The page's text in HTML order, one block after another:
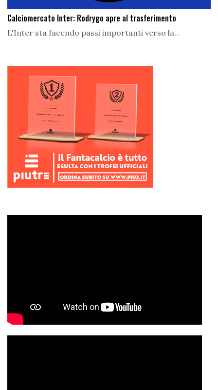
Calciomercato Inter: Rodrygo apre al trasferimento
L'Inter sta facendo passi importanti verso la...